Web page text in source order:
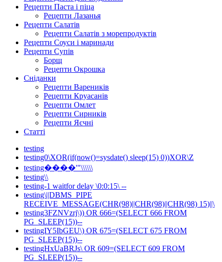
Рецепти Паста і піца
Рецепти Лазанья
Рецепти Салатів
Рецепти Салатів з морепродуктів
Рецепти Соуси і маринади
Рецепти Супів
Борщ
Рецепти Окрошка
Сніданки
Рецепти Вареників
Рецепти Круасанів
Рецепти Омлет
Рецепти Сирників
Рецепти Яєчні
Статті
testing
testing0\XOR(if(now()=sysdate() sleep(15) 0))XOR\Z
testing����'"\\\\\\
testing\\
testing-1 waitfor delay \0:0:15\ --
testing\||DBMS_PIPE
RECEIVE_MESSAGE(CHR(98)||CHR(98)||CHR(98) 15)||\
testing3FZNVzrj\)) OR 666=(SELECT 666 FROM
PG_SLEEP(15))--
testingIY5IbGEU\) OR 675=(SELECT 675 FROM
PG_SLEEP(15))--
testingHxUaBRJs\ OR 609=(SELECT 609 FROM
PG_SLEEP(15))--